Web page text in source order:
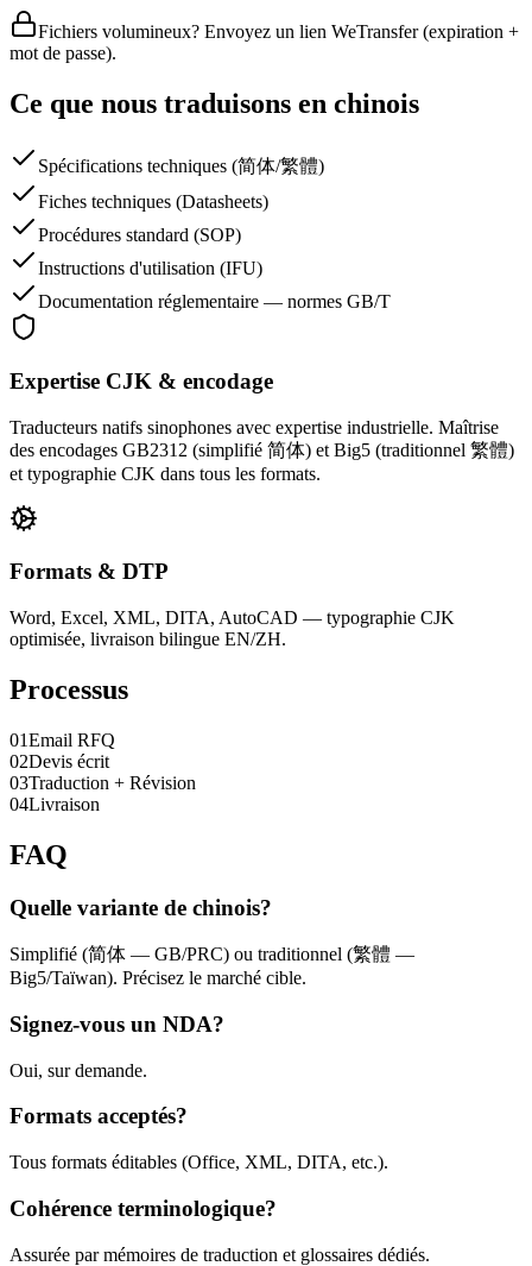
Fichiers volumineux? Envoyez un lien WeTransfer (expiration +
mot de passe).
Ce que nous traduisons en chinois
Spécifications techniques (简体/繁體)
Fiches techniques (Datasheets)
Procédures standard (SOP)
Instructions d'utilisation (IFU)
Documentation réglementaire — normes GB/T
Expertise CJK & encodage
Traducteurs natifs sinophones avec expertise industrielle. Maîtrise
des encodages GB2312 (simplifié 简体) et Big5 (traditionnel 繁體)
et typographie CJK dans tous les formats.
Formats & DTP
Word, Excel, XML, DITA, AutoCAD — typographie CJK
optimisée, livraison bilingue EN/ZH.
Processus
01Email RFQ
02Devis écrit
03Traduction + Révision
04Livraison
FAQ
Quelle variante de chinois?
Simplifié (简体 — GB/PRC) ou traditionnel (繁體 —
Big5/Taïwan). Précisez le marché cible.
Signez-vous un NDA?
Oui, sur demande.
Formats acceptés?
Tous formats éditables (Office, XML, DITA, etc.).
Cohérence terminologique?
Assurée par mémoires de traduction et glossaires dédiés.